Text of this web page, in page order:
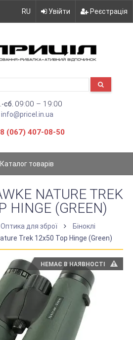
RU Увійти Реєстрація
сб. 09:00 – 19:00
info@pricel.in.ua
(067) 407-08-50
Каталог товарів
NATURE TREK
HINGE (GREEN)
Оптика для зброї
Біноклі
Trek 12x50 Top Hinge (Green)
НЕМАЄ В НАЯВНОСТІ